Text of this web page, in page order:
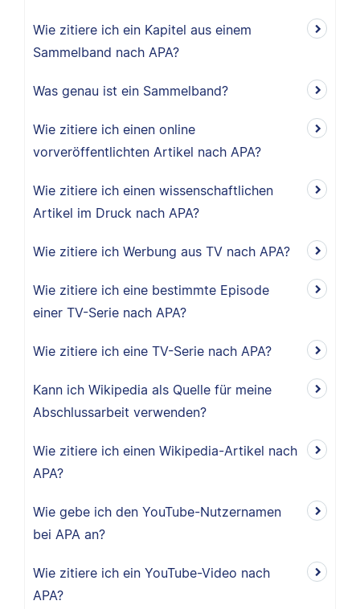
Wie zitiere ich ein Kapitel aus einem
Sammelband nach APA?
Was genau ist ein Sammelband?
Wie zitiere ich einen online
vorveröffentlichten Artikel nach APA?
Wie zitiere ich einen wissenschaftlichen
Artikel im Druck nach APA?
Wie zitiere ich Werbung aus TV nach APA?
Wie zitiere ich eine bestimmte Episode
einer TV-Serie nach APA?
Wie zitiere ich eine TV-Serie nach APA?
Kann ich Wikipedia als Quelle für meine
Abschlussarbeit verwenden?
Wie zitiere ich einen Wikipedia-Artikel nach
APA?
Wie gebe ich den YouTube-Nutzernamen
bei APA an?
Wie zitiere ich ein YouTube-Video nach
APA?